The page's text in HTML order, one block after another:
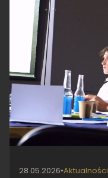
28.05.2026•Aktualności